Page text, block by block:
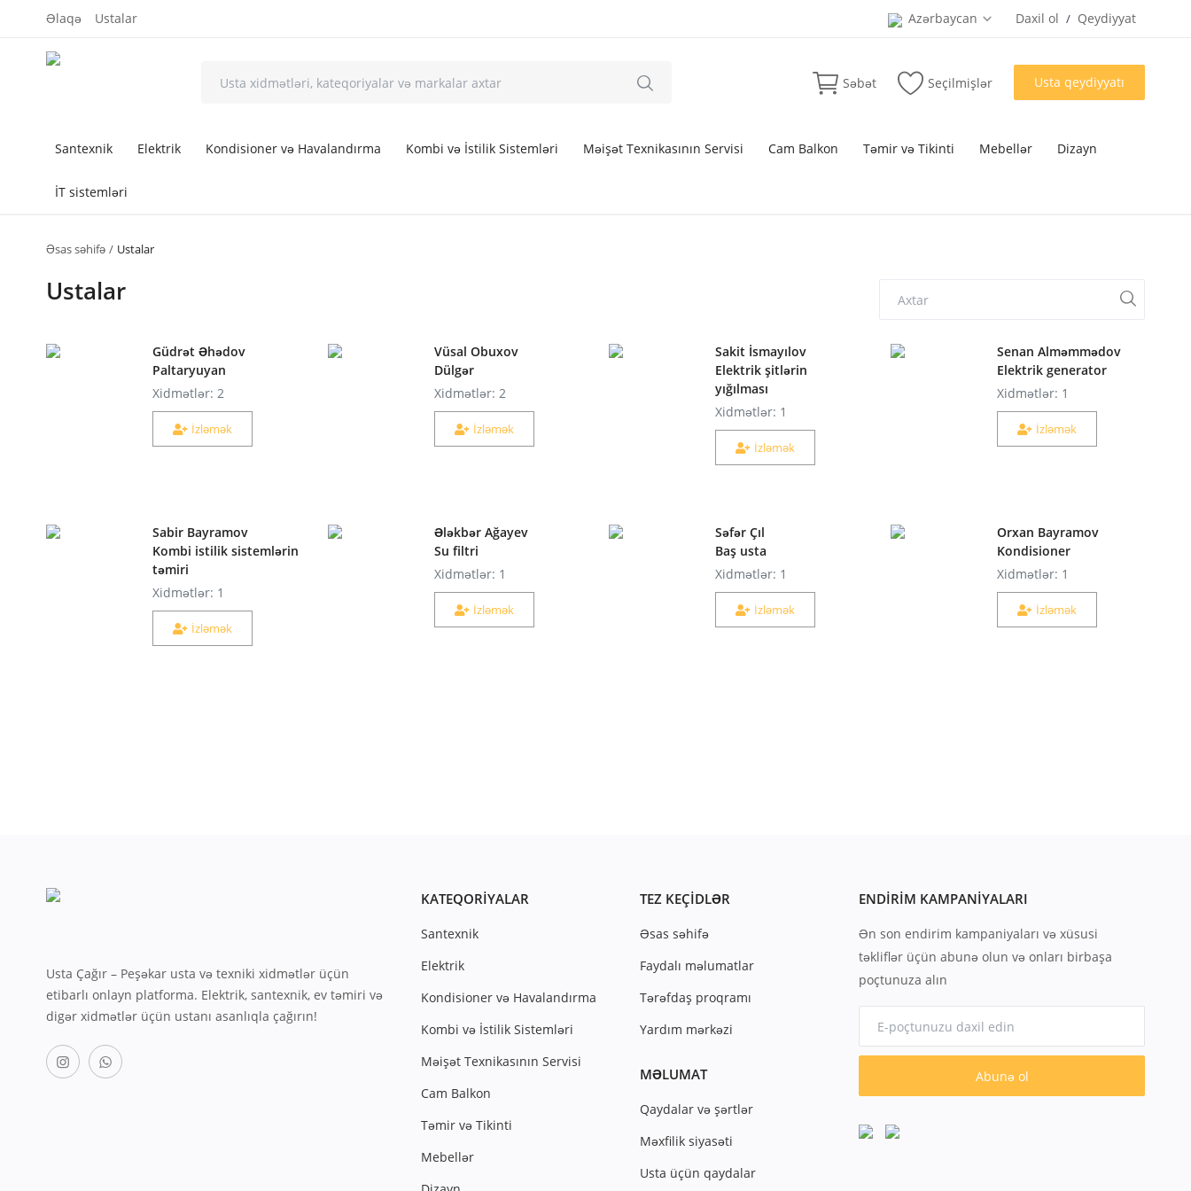
Əlaqə Ustalar Azərbaycan Daxil ol / Qeydiyyat
Səbət Seçilmişlər Usta qeydiyyatı
Santexnik Elektrik Kondisioner və Havalandırma Kombi və İstilik Sistemləri Məişət Texnikasının Servisi Cam Balkon Təmir və Tikinti Mebellər Dizayn
İT sistemləri
Əsas səhifə Ustalar
Ustalar
Güdrət Əhədov
Paltaryuyan
Xidmətlər: 2
İzləmək
Vüsal Obuxov
Dülgər
Xidmətlər: 2
İzləmək
Sakit İsmayılov
Elektrik şitlərin
yığılması
Xidmətlər: 1
İzləmək
Senan Alməmmədov
Elektrik generator
Xidmətlər: 1
İzləmək
Sabir Bayramov
Kombi istilik sistemlərin
təmiri
Xidmətlər: 1
İzləmək
Ələkbər Ağayev
Su filtri
Xidmətlər: 1
İzləmək
Səfər Çıl
Baş usta
Xidmətlər: 1
İzləmək
Orxan Bayramov
Kondisioner
Xidmətlər: 1
İzləmək
Usta Çağır – Peşəkar usta və texniki xidmətlər üçün
etibarlı onlayn platforma. Elektrik, santexnik, ev təmiri və
digər xidmətlər üçün ustanı asanlıqla çağırın!
KATEQORIYALAR
Santexnik
Elektrik
Kondisioner və Havalandırma
Kombi və İstilik Sistemləri
Məişət Texnikasının Servisi
Cam Balkon
Təmir və Tikinti
Mebellər
TEZ KEÇIDLƏR
Əsas səhifə
Faydalı məlumatlar
Tərəfdaş proqramı
Yardım mərkəzi
MƏLUMAT
Qaydalar və şərtlər
Məxfilik siyasəti
Usta üçün qaydalar
ENDIRIM KAMPANIYALARI
Ən son endirim kampaniyaları və xüsusi
təkliflər üçün abunə olun və onları birbaşa
poçtunuza alın
Abunə ol